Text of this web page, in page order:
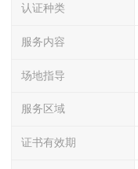
认证种类
服务内容
场地指导
服务区域
证书有效期